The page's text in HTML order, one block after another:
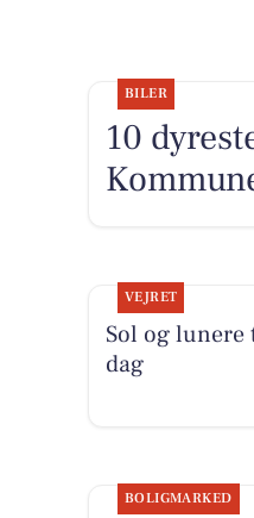
BILER
10
VEJRET
Sol og lunere
dag
BOLIGMARKED